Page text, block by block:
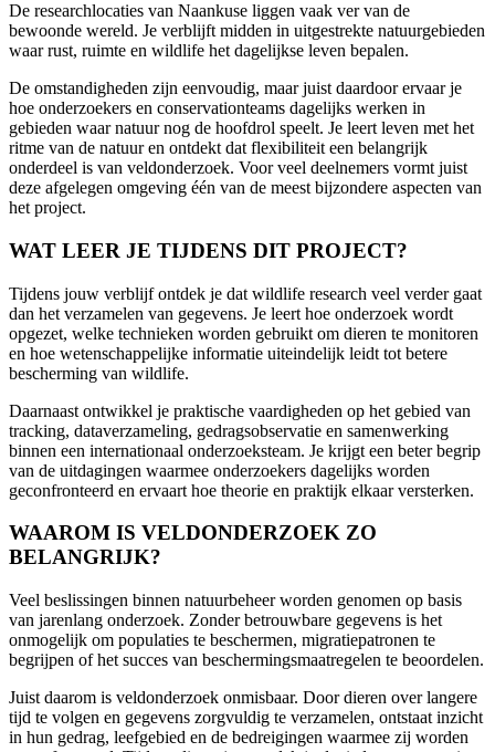
De researchlocaties van Naankuse liggen vaak ver van de
bewoonde wereld. Je verblijft midden in uitgestrekte natuurgebieden
waar rust, ruimte en wildlife het dagelijkse leven bepalen.
De omstandigheden zijn eenvoudig, maar juist daardoor ervaar je
hoe onderzoekers en conservationteams dagelijks werken in
gebieden waar natuur nog de hoofdrol speelt. Je leert leven met het
ritme van de natuur en ontdekt dat flexibiliteit een belangrijk
onderdeel is van veldonderzoek. Voor veel deelnemers vormt juist
deze afgelegen omgeving één van de meest bijzondere aspecten van
het project.
WAT LEER JE TIJDENS DIT PROJECT?
Tijdens jouw verblijf ontdek je dat wildlife research veel verder gaat
dan het verzamelen van gegevens. Je leert hoe onderzoek wordt
opgezet, welke technieken worden gebruikt om dieren te monitoren
en hoe wetenschappelijke informatie uiteindelijk leidt tot betere
bescherming van wildlife.
Daarnaast ontwikkel je praktische vaardigheden op het gebied van
tracking, dataverzameling, gedragsobservatie en samenwerking
binnen een internationaal onderzoeksteam. Je krijgt een beter begrip
van de uitdagingen waarmee onderzoekers dagelijks worden
geconfronteerd en ervaart hoe theorie en praktijk elkaar versterken.
WAAROM IS VELDONDERZOEK ZO
BELANGRIJK?
Veel beslissingen binnen natuurbeheer worden genomen op basis
van jarenlang onderzoek. Zonder betrouwbare gegevens is het
onmogelijk om populaties te beschermen, migratiepatronen te
begrijpen of het succes van beschermingsmaatregelen te beoordelen.
Juist daarom is veldonderzoek onmisbaar. Door dieren over langere
tijd te volgen en gegevens zorgvuldig te verzamelen, ontstaat inzicht
in hun gedrag, leefgebied en de bedreigingen waarmee zij worden